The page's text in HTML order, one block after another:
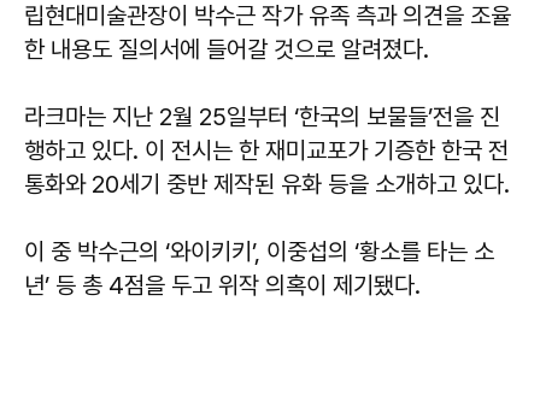
립현대미술관장이 박수근 작가 유족 측과 의견을 조율
한 내용도 질의서에 들어갈 것으로 알려졌다.
라크마는 지난 2월 25일부터 ‘한국의 보물들’전을 진
행하고 있다. 이 전시는 한 재미교포가 기증한 한국 전
통화와 20세기 중반 제작된 유화 등을 소개하고 있다.
이 중 박수근의 ‘와이키키’, 이중섭의 ‘황소를 타는 소
년’ 등 총 4점을 두고 위작 의혹이 제기됐다.